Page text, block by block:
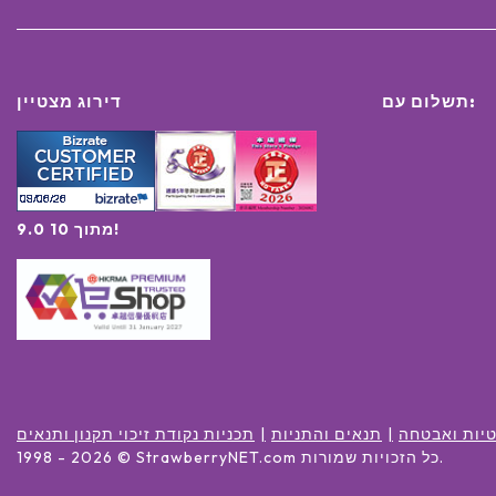
דירוג מצטיין
9.0 מתוך 10!
תשלום עם:
ואבטחה תנאים והתניות
תכניות נקודת זיכוי תקנון ותנאים
1998 - 2026 © StrawberryNET.com כל הזכויות שמורות.